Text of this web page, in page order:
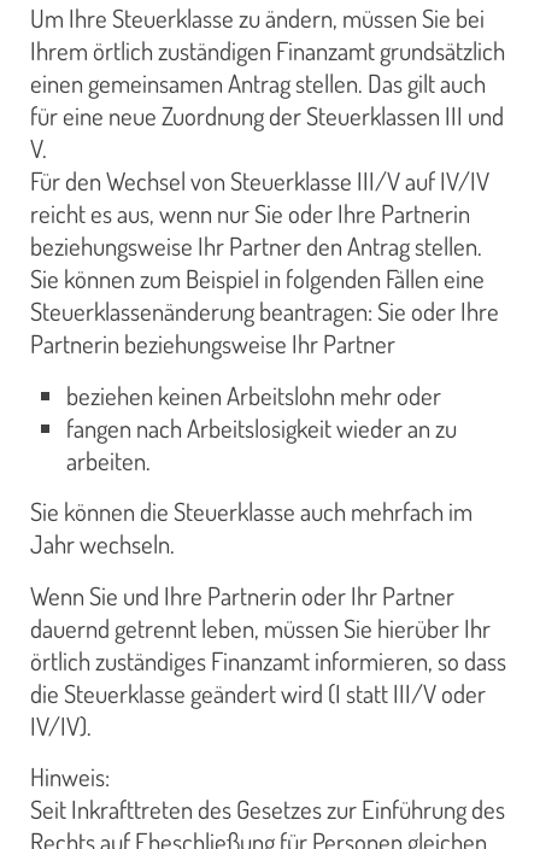
Um Ihre Steuerklasse zu ändern, müssen Sie bei
Ihrem örtlich zuständigen Finanzamt grundsätzlich
einen gemeinsamen Antrag stellen. Das gilt auch
für eine neue Zuordnung der Steuerklassen III und
V.
Für den Wechsel von Steuerklasse III/V auf IV/IV
reicht es aus, wenn nur Sie oder Ihre Partnerin
beziehungsweise Ihr Partner den Antrag stellen.
Sie können zum Beispiel in folgenden Fällen eine
Steuerklassenänderung beantragen: Sie oder Ihre
Partnerin beziehungsweise Ihr Partner
beziehen keinen Arbeitslohn mehr oder
fangen nach Arbeitslosigkeit wieder an zu
arbeiten.
Sie können die Steuerklasse auch mehrfach im
Jahr wechseln.
Wenn Sie und Ihre Partnerin oder Ihr Partner
dauernd getrennt leben, müssen Sie hierüber Ihr
örtlich zuständiges Finanzamt informieren, so dass
die Steuerklasse geändert wird (I statt III/V oder
IV/IV).
Hinweis:
Seit Inkrafttreten des Gesetzes zur Einführung des
Rechts auf Eheschließung für Personen gleichen